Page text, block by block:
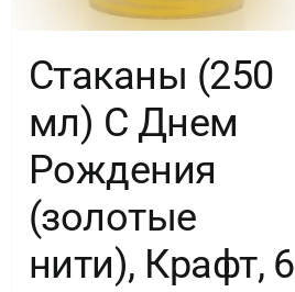
Стаканы (250
мл) С Днем
Рождения
(золотые
нити), Крафт, 6